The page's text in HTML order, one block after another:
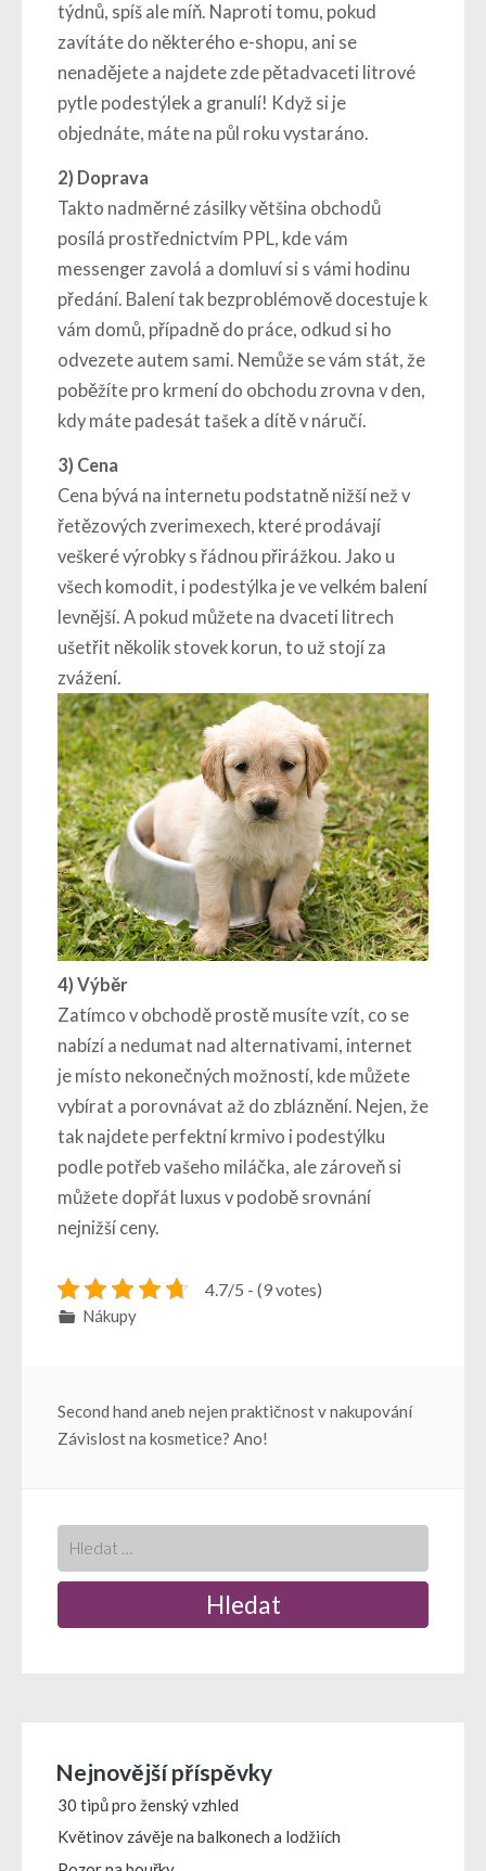
týdnů, spíš ale míň. Naproti tomu, pokud
zavítáte do některého e-shopu, ani se
nenadějete a najdete zde pětadvaceti litrové
pytle podestýlek a granulí! Když si je
objednáte, máte na půl roku vystaráno.
2) Doprava
Takto nadměrné zásilky většina obchodů
posílá prostřednictvím PPL, kde vám
messenger zavolá a domluví si s vámi hodinu
předání. Balení tak bezproblémově docestuje k
vám domů, případně do práce, odkud si ho
odvezete autem sami. Nemůže se vám stát, že
poběžíte pro krmení do obchodu zrovna v den,
kdy máte padesát tašek a dítě v náručí.
3) Cena
Cena bývá na internetu podstatně nižší než v
řetězových zverimexech, které prodávají
veškeré výrobky s řádnou přirážkou. Jako u
všech komodit, i podestýlka je ve velkém balení
levnější. A pokud můžete na dvaceti litrech
ušetřit několik stovek korun, to už stojí za
zvážení.
4) Výběr
Zatímco v obchodě prostě musíte vzít, co se
nabízí a nedumat nad alternativami, internet
je místo nekonečných možností, kde můžete
vybírat a porovnávat až do zbláznění. Nejen, že
tak najdete perfektní krmivo i podestýlku
podle potřeb vašeho miláčka, ale zároveň si
můžete dopřát luxus v podobě srovnání
nejnižší ceny.
4.7/5 - (9 votes)
Nákupy
Navigace
příspěvek
Second hand aneb nejen praktičnost v nakupování
Závislost na kosmetice? Ano!
Nejnovější příspěvky
30 tipů pro ženský vzhled
Květinov závěje na balkonech a lodžiích